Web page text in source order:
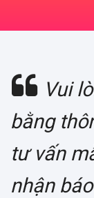
Vui
bằng
tư vấn
nhận